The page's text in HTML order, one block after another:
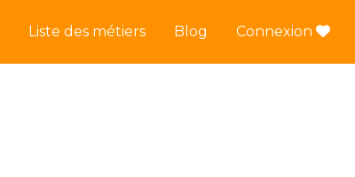
Liste des métiers Blog Connexion